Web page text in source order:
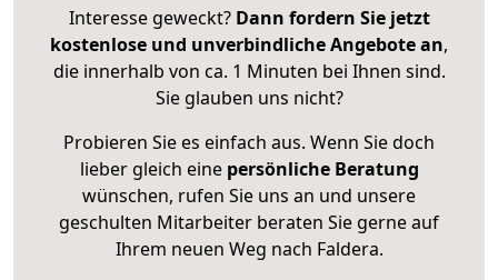
Interesse geweckt? Dann fordern Sie jetzt
kostenlose und unverbindliche Angebote an,
die innerhalb von ca. 1 Minuten bei Ihnen sind.
Sie glauben uns nicht?
Probieren Sie es einfach aus. Wenn Sie doch
lieber gleich eine persönliche Beratung
wünschen, rufen Sie uns an und unsere
geschulten Mitarbeiter beraten Sie gerne auf
Ihrem neuen Weg nach Faldera.